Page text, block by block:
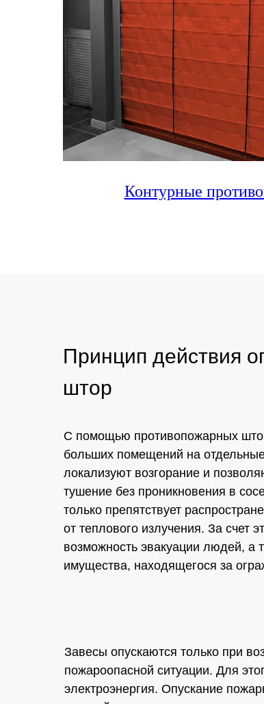
Контурные
Принцип действия
штор
Завесы опускаются только при
пожароопасной ситуации. Для
электроэнергия. Опускание
С помощью противопожарных
больших помещений на
локализуют возгорание и
тушение без проникновения в
только препятствует
от теплового излучения. За счет
возможность эвакуации людей, а
имущества, находящегося за